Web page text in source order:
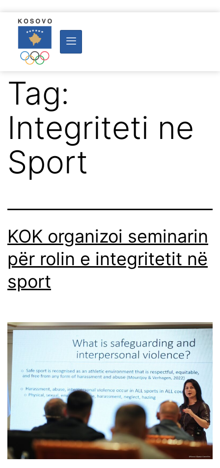
Tag:
Integriteti ne
Sport
KOK organizoi seminarin
për rolin e integritetit në
sport